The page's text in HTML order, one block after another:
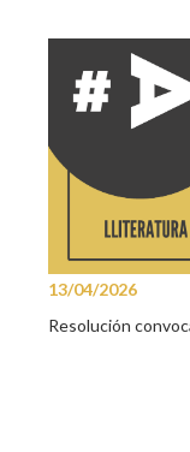
13/04/2026
Resolución